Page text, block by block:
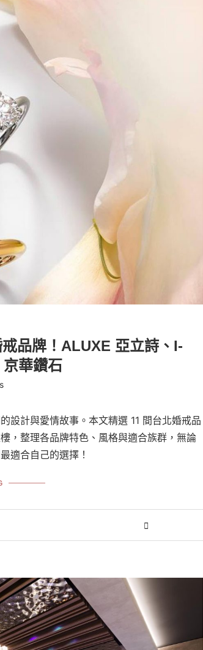
品牌！ALUXE 亞立詩、I-
華鑽石
設計與愛情故事。本文精選 11 間台北婚戒品
，整理各品牌特色、風格與適合族群，無論
適合自己的選擇！